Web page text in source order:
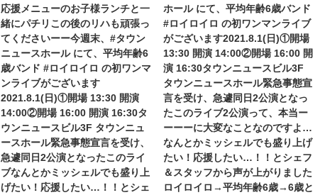
応援メニューのお子様ランチと一
緒にパチリこの後のリハも頑張っ
てくださいーー今週末、#タウン
ニュースホール にて、平均年齢6
歳バンド #ロイロイロ の初ワンマ
ンライブがございます
2021.8.1(日)①開場 13:30 開演
14:00②開場 16:00 開演 16:30タ
ウンニュースビル3F タウンニュ
ースホール緊急事態宣言を受け、
急遽同日2公演となったこのライ
ブなんとかミッシェルでも盛り上
げたい！応援したい…！！とシェ
ホール にて、平均年齢6歳バンド
#ロイロイロ の初ワンマンライブ
がございます2021.8.1(日)①開場
13:30 開演 14:00②開場 16:00 開
演 16:30タウンニュースビル3F
タウンニュースホール緊急事態宣
言を受け、急遽同日2公演となっ
たこのライブ2公演って、本当ー
ーーーに大変なことなのですよ…
なんとかミッシェルでも盛り上げ
たい！応援したい…！！とシェフ
＆スタッフから声が上がりました
ロイロイロ→平均年齢6歳→6歳と